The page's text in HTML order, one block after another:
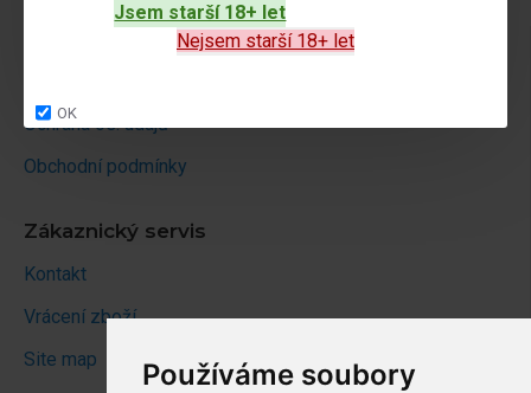
Používáme soubory
Jsem starší 18+ let
Nejsem starší 18+ let
OK
Doprava a podmínky
Ochrana os. údajů
Obchodní podmínky
Zákaznický servis
Kontakt
Vrácení zboží
Site map